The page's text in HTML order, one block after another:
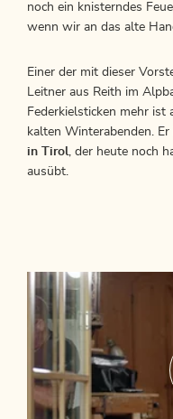
noch ein knisterndes
wenn wir an das alte
Einer der mit dieser
Leitner aus Reith im
Federkielsticken mehr ist
kalten Winterabenden. Er
in Tirol, der heute noch
ausübt.